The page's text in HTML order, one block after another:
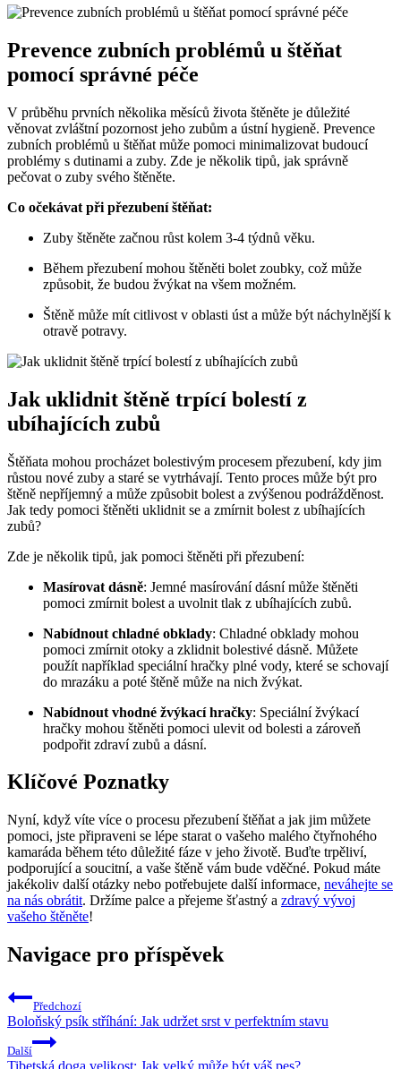
Prevence zubních problémů u štěňat
pomocí správné péče
V průběhu prvních několika měsíců života štěněte je důležité
věnovat zvláštní pozornost jeho zubům a ústní hygieně. Prevence
zubních problémů u štěňat může pomoci minimalizovat budoucí
problémy s dutinami a zuby. Zde je několik tipů, jak správně
pečovat o zuby svého štěněte.
Co očekávat při přezubení štěňat:
Zuby štěněte začnou růst kolem 3-4 týdnů věku.
Během přezubení mohou štěněti bolet zoubky, což může
způsobit, že budou žvýkat na všem možném.
Štěně může mít citlivost v oblasti úst a může být náchylnější k
otravě potravy.
Jak uklidnit štěně trpící bolestí z
ubíhajících zubů
Štěňata mohou procházet bolestivým procesem přezubení, kdy jim
růstou nové zuby a staré se vytrhávají. Tento proces může být pro
štěně nepříjemný a může způsobit bolest a zvýšenou podrážděnost.
Jak tedy pomoci štěněti uklidnit se a zmírnit bolest z ubíhajících
zubů?
Zde je několik tipů, jak pomoci štěněti při přezubení:
Masírovat dásně: Jemné masírování dásní může štěněti
pomoci zmírnit bolest a uvolnit tlak z ubíhajících zubů.
Nabídnout chladné obklady: Chladné obklady mohou
pomoci zmírnit otoky a zklidnit bolestivé dásně. Můžete
použít například speciální hračky plné vody, které se schovají
do mrazáku a poté štěně může na nich žvýkat.
Nabídnout vhodné žvýkací hračky: Speciální žvýkací
hračky mohou štěněti pomoci ulevit od bolesti a zároveň
podpořit zdraví zubů a dásní.
Klíčové Poznatky
Nyní, když víte více o procesu přezubení štěňat a jak jim můžete
pomoci, jste připraveni se lépe starat o vašeho malého čtyřnohého
kamaráda během této důležité fáze v jeho životě. Buďte trpěliví,
podporující a soucitní, a vaše štěně vám bude vděčné. Pokud máte
jakékoliv další otázky nebo potřebujete další informace, neváhejte se
na nás obrátit. Držíme palce a přejeme šťastný a zdravý vývoj
vašeho štěněte!
Navigace pro příspěvek
Předchozí
Boloňský psík stříhání: Jak udržet srst v perfektním stavu
Další